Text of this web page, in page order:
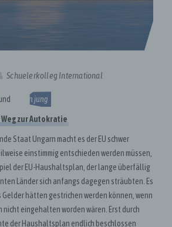
Schuelerkolleg International
vivien jung
Weg zur Autokratie
Staat Ungarn macht es der EU schwer
einstimmig entschieden werden müssen,
der EU-Haushaltsplan, der lange überfällig
Länder sich anfangs dagegen sträubten. Es
hätten gestrichen werden können, wenn
eingehalten worden wären. Erst durch
der Haushaltsplan endlich beschlossen